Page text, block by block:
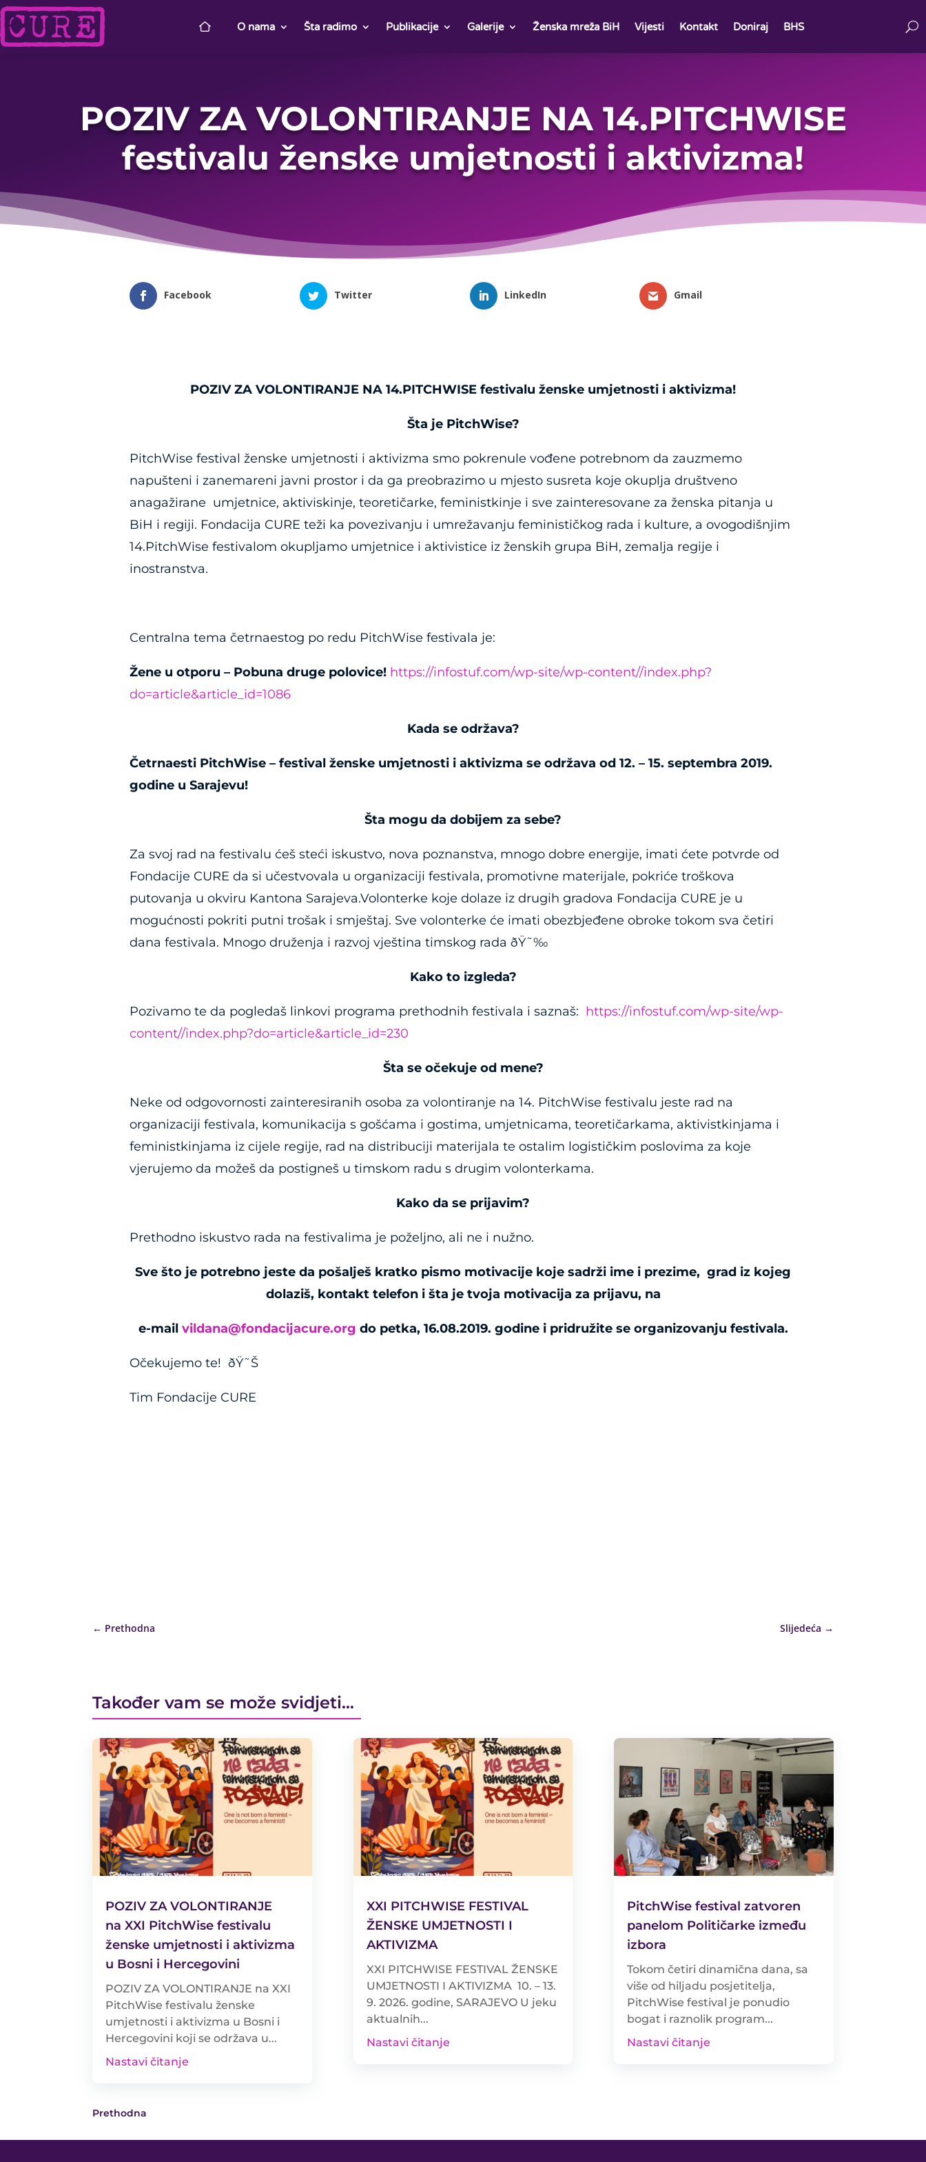
O nama Šta radimo Publikacije Galerije Ženska mreža BiH Vijesti Kontakt Doniraj BHS
POZIV ZA VOLONTIRANJE NA 14.PITCHWISE
festivalu ženske umjetnosti i aktivizma!
Facebook Twitter LinkedIn Gmail
POZIV ZA VOLONTIRANJE NA 14.PITCHWISE festivalu ženske umjetnosti i aktivizma!
Šta je PitchWise?
PitchWise festival ženske umjetnosti i aktivizma smo pokrenule vođene potrebnom da zauzmemo
napušteni i zanemareni javni prostor i da ga preobrazimo u mjesto susreta koje okuplja društveno
anagažirane umjetnice, aktiviskinje, teoretičarke, feministkinje i sve zainteresovane za ženska pitanja u
BiH i regiji. Fondacija CURE teži ka povezivanju i umrežavanju feminističkog rada i kulture, a ovogodišnjim
14.PitchWise festivalom okupljamo umjetnice i aktivistice iz ženskih grupa BiH, zemalja regije i
inostranstva.
Centralna tema četrnaestog po redu PitchWise festivala je:
Žene u otporu – Pobuna druge polovice! https://infostuf.com/wp-site/wp-content//index.php?
do=article&article_id=1086
Kada se održava?
Četrnaesti PitchWise – festival ženske umjetnosti i aktivizma se održava od 12. – 15. septembra 2019.
godine u Sarajevu!
Šta mogu da dobijem za sebe?
Za svoj rad na festivalu ćeš steći iskustvo, nova poznanstva, mnogo dobre energije, imati ćete potvrde od
Fondacije CURE da si učestvovala u organizaciji festivala, promotivne materijale, pokriće troškova
putovanja u okviru Kantona Sarajeva.Volonterke koje dolaze iz drugih gradova Fondacija CURE je u
mogućnosti pokriti putni trošak i smještaj. Sve volonterke će imati obezbjeđene obroke tokom sva četiri
dana festivala. Mnogo druženja i razvoj vještina timskog radaðŸ˜‰
Kako to izgleda?
Pozivamo te da pogledaš linkovi programa prethodnih festivala i saznaš: https://infostuf.com/wp-site/wp-
content//index.php?do=article&article_id=230
Šta se očekuje od mene?
Neke od odgovornosti zainteresiranih osoba za volontiranje na 14. PitchWise festivalu jeste rad na
organizaciji festivala, komunikacija s gošćama i gostima, umjetnicama, teoretičarkama, aktivistkinjama i
feministkinjama iz cijele regije, rad na distribuciji materijala te ostalim logističkim poslovima za koje
vjerujemo da možeš da postigneš u timskom radu s drugim volonterkama.
Kako da se prijavim?
Prethodno iskustvo rada na festivalima je poželjno, ali ne i nužno.
Sve što je potrebno jeste da pošalješ kratko pismo motivacije koje sadrži ime i prezime, grad iz kojeg
dolaziš, kontakt telefon i šta je tvoja motivacija za prijavu, na
e-mail vildana@fondacijacure.org do petka, 16.08.2019. godine i pridružite se organizovanju festivala.
Očekujemo te!ðŸ˜Š
Tim Fondacije CURE
← Prethodna Slijedeća →
Također vam se može svidjeti…
POZIV ZA VOLONTIRANJE
na XXI PitchWise festivalu
ženske umjetnosti i aktivizma
u Bosni i Hercegovini
POZIV ZA VOLONTIRANJE na XXI
PitchWise festivalu ženske
umjetnosti i aktivizma u Bosni i
Hercegovini koji se održava u...
Nastavi čitanje
XXI PITCHWISE FESTIVAL
ŽENSKE UMJETNOSTI I
AKTIVIZMA
XXI PITCHWISE FESTIVAL ŽENSKE
UMJETNOSTI I AKTIVIZMA 10. – 13.
9. 2026. godine, SARAJEVO U jeku
aktualnih...
Nastavi čitanje
PitchWise festival zatvoren
panelom Političarke između
izbora
Tokom četiri dinamična dana, sa
više od hiljadu posjetitelja,
PitchWise festival je ponudio
bogat i raznolik program...
Nastavi čitanje
Prethodna